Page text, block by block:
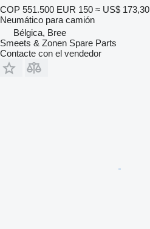
COP 551.500 EUR 150 ≈ US$ 173,30
Neumático para camión
Bélgica, Bree
Smeets & Zonen Spare Parts
Contacte con el vendedor